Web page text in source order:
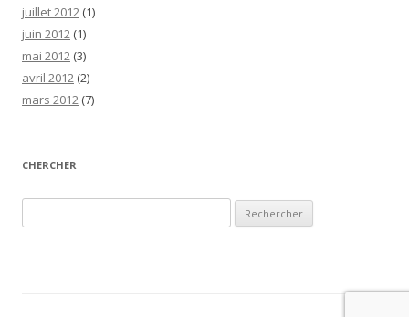
juillet 2012 (1)
juin 2012 (1)
mai 2012 (3)
avril 2012 (2)
mars 2012 (7)
CHERCHER